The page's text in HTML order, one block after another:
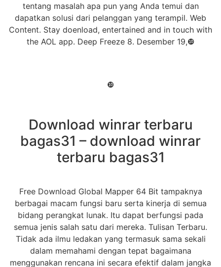
tentang masalah apa pun yang Anda temui dan
dapatkan solusi dari pelanggan yang terampil. Web
Content. Stay doenload, entertained and in touch with
the AOL app. Deep Freeze 8. Desember 19,❿
❿
Download winrar terbaru
bagas31 – download winrar
terbaru bagas31
Free Download Global Mapper 64 Bit tampaknya
berbagai macam fungsi baru serta kinerja di semua
bidang perangkat lunak. Itu dapat berfungsi pada
semua jenis salah satu dari mereka. Tulisan Terbaru.
Tidak ada ilmu ledakan yang termasuk sama sekali
dalam memahami dengan tepat bagaimana
menggunakan rencana ini secara efektif dalam jangka